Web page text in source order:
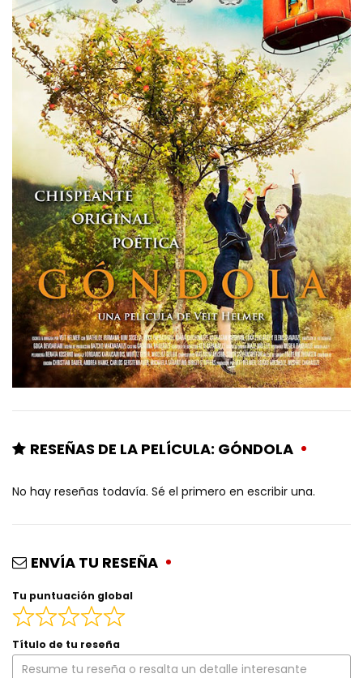
RESEÑAS DE LA PELÍCULA: GÓNDOLA
No hay reseñas todavía. Sé el primero en escribir una.
ENVÍA TU RESEÑA
Tu puntuación global
Título de tu reseña